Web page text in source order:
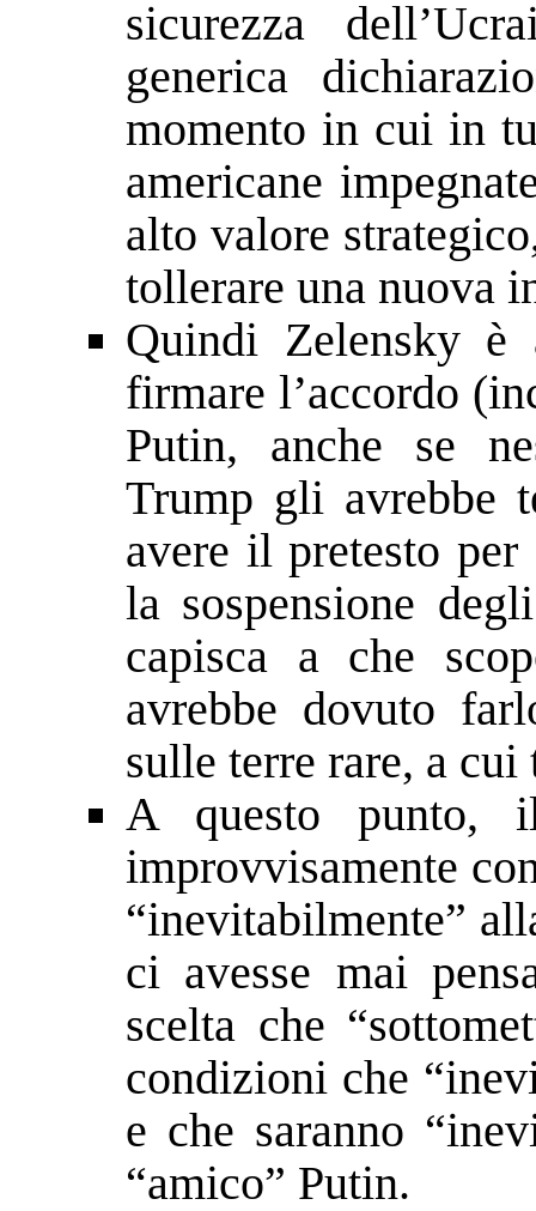
sicurezza
generica
momento in cui in
americane
alto valore
tollerare una nuova
Quindi Zelensky è
firmare l’accordo
Putin, anche se
Trump gli avrebbe
avere il pretesto
la sospensione
capisca a che
avrebbe dovuto
sulle terre rare, a cui
A questo punto,
improvvisamente
“inevitabilmente”
ci avesse mai
scelta che
condizioni che
e che saranno
“amico” Putin.